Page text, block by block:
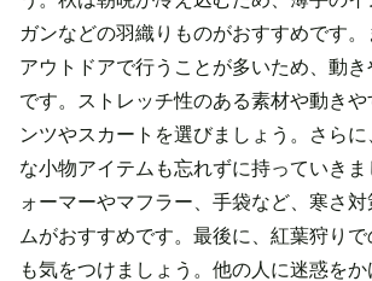
ガンなどの羽織りものがおすすめです
アウトドアで行うことが多いため、動
です。ストレッチ性のある素材や動き
ンツやスカートを選びましょう。さらに
な小物アイテムも忘れずに持っていき
ォーマーやマフラー、手袋など、寒さ
ムがおすすめです。最後に、紅葉狩り
も気をつけましょう。他の人に迷惑を